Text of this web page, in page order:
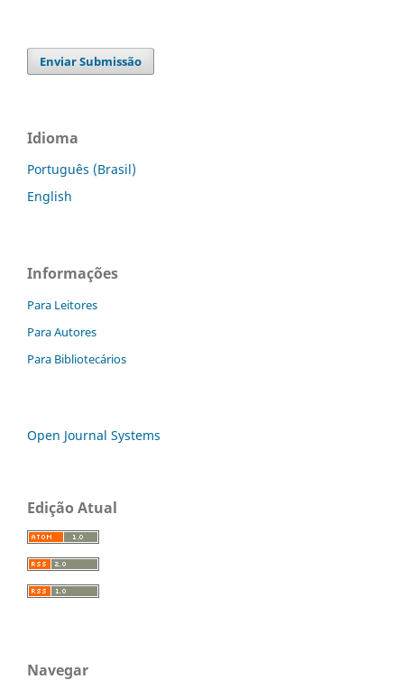
Enviar Submissão
Idioma
Português (Brasil)
English
Informações
Para Leitores
Para Autores
Para Bibliotecários
Open Journal Systems
Edição Atual
Navegar